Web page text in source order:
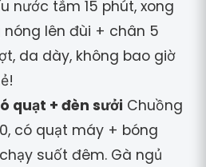
nước tắm 15 phút, xong
nóng lên đùi + chân 5
da dày, không bao giờ
quạt + đèn sưởi Chuồng
có quạt máy + bóng
suốt đêm. Gà ngủ